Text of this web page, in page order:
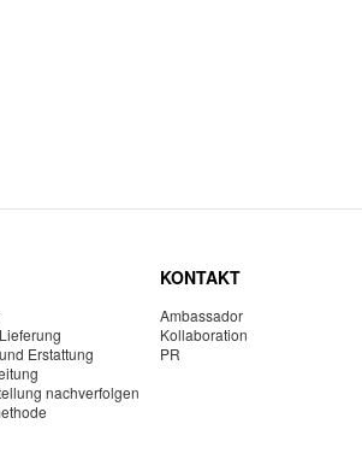
Erstattung
nachverfolgen
KONTAKT
Ambassador
Kollaboration
PR